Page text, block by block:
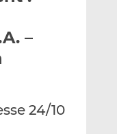
–
24/10